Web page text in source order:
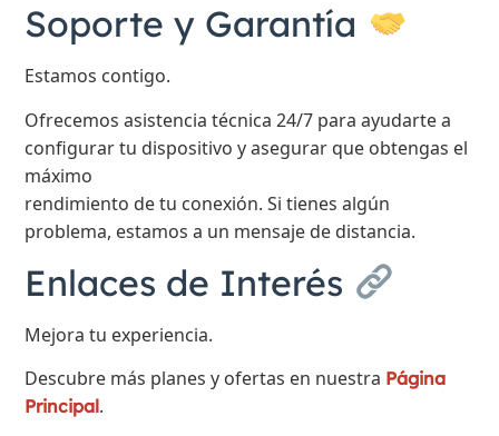
Soporte y Garantía
Estamos contigo.
Ofrecemos asistencia técnica 24/7 para ayudarte a
configurar tu dispositivo y asegurar que obtengas el
máximo
rendimiento de tu conexión. Si tienes algún
problema, estamos a un mensaje de distancia.
Enlaces de Interés
Mejora tu experiencia.
Descubre más planes y ofertas en nuestra Página
Principal.